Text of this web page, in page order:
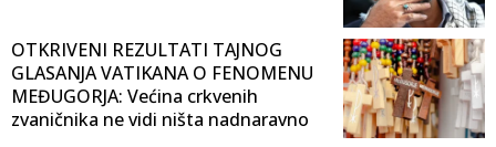
OTKRIVENI REZULTATI TAJNOG
GLASANJA VATIKANA O FENOMENU
MEĐUGORJA: Većina crkvenih
zvaničnika ne vidi ništa nadnaravno